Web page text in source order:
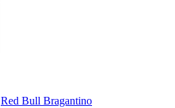
Red Bull Bragantino